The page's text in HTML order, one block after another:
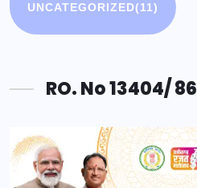
UNCATEGORIZED(11)
RO. No 13404/ 86